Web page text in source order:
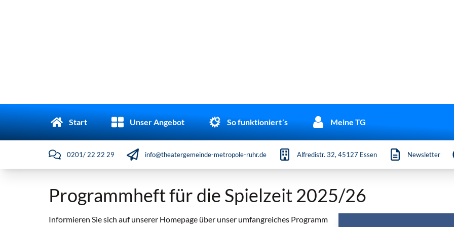
Start Unser Angebot So funktioniert´s Meine TG
0201/ 22 22 29 info@theatergemeinde-metropole-ruhr.de Alfredistr. 32, 45127 Essen Newsletter
Programmheft für die Spielzeit 2025/26
Informieren Sie sich auf unserer Homepage über unser umfangreiches Programm